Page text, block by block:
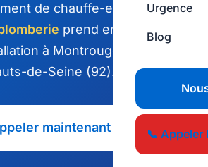
Urgence
Blog
📞 Appeler
de chauffe-eau ? Notre
prend en charge vos
à Montrouge et dans le
de-Seine (92).
maintenant